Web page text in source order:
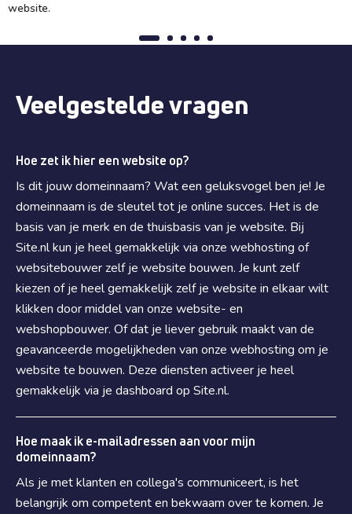
website.
Veelgestelde vragen
Hoe zet ik hier een website op?
Is dit jouw domeinnaam? Wat een geluksvogel ben je! Je
domeinnaam is de sleutel tot je online succes. Het is de
basis van je merk en de thuisbasis van je website. Bij
Site.nl kun je heel gemakkelijk via onze webhosting of
websitebouwer zelf je website bouwen. Je kunt zelf
kiezen of je heel gemakkelijk zelf je website in elkaar wilt
klikken door middel van onze website- en
webshopbouwer. Of dat je liever gebruik maakt van de
geavanceerde mogelijkheden van onze webhosting om je
website te bouwen. Deze diensten activeer je heel
gemakkelijk via je dashboard op Site.nl.
Hoe maak ik e-mailadressen aan voor mijn
domeinnaam?
Als je met klanten en collega's communiceert, is het
belangrijk om competent en bekwaam over te komen. Je